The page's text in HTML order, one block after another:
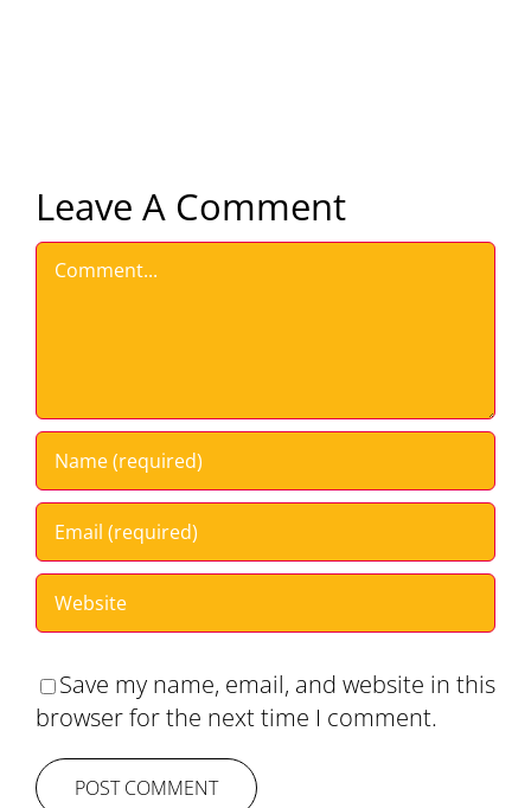
Leave A Comment
Comment
Save my name, email, and website in this
browser for the next time I comment.